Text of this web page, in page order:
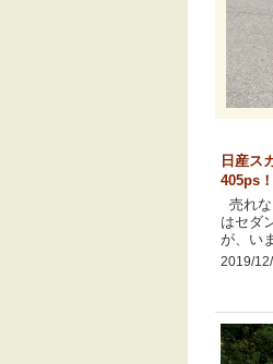
日産ス
405ps
売れ
はセダ
が、い
2019/